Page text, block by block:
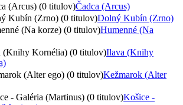
(Arcus) (0 titulov)Čadca (Arcus)
Kubín (Zrno) (0 titulov)Dolný Kubín (Zrno)
(Na korze) (0 titulov)Humenné (Na
(Knihy Kornélia) (0 titulov)Ilava (Knihy
(Alter ego) (0 titulov)Kežmarok (Alter
- Galéria (Martinus) (0 titulov)Košice -